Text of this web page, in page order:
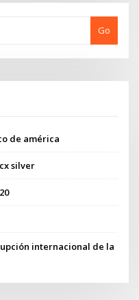
Go
de américa
silver
internacional de la